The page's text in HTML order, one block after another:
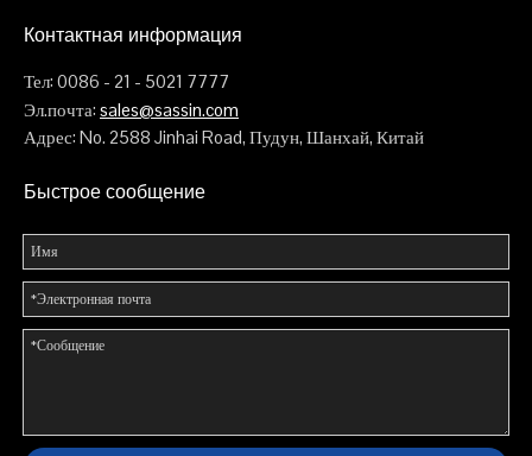
Ce_vrbnc515e_2021. Ce_vrbnn515e_2021.
Контактная информация
Тел: 0086 - 21 - 5021 7777
Эл.почта: sales@sassin.com
Адрес: No. 2588 Jinhai Road, Пудун, Шанхай, Китай
Быстрое сообщение